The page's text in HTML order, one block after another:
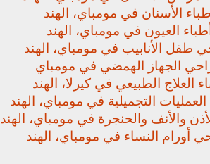
الأسنان في مومباي، الهند
العيون في مومباي، الهند
طفل الأنابيب في مومباي، الهند
الجهاز الهمضي في مومباي
العلاج الطبيعي في كيرلا، الهند
التجميلية في مومباي، الهند
والأنف والحنجرة في مومباي، الهند
أورام النساء في مومباي، الهند